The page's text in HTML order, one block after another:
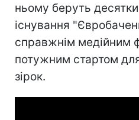
ньому беруть
існування
справжнім медійним
потужним стартом
зірок.